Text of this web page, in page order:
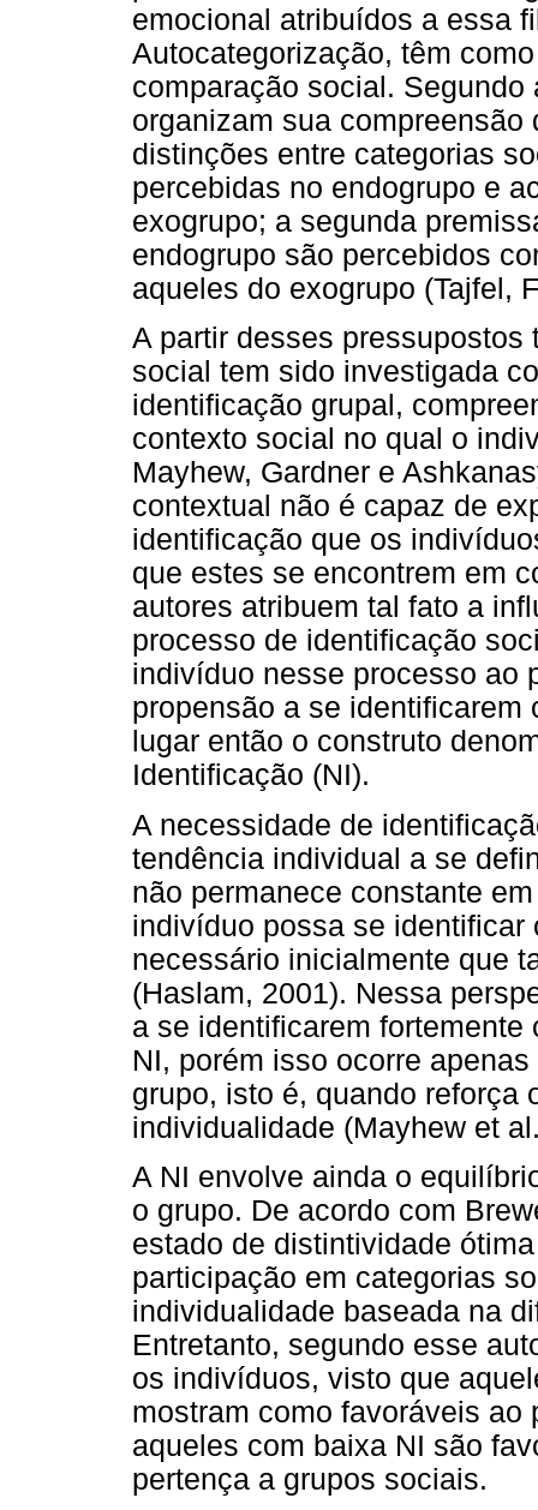
emocional atribuídos a essa
Autocategorização, têm
comparação social.
organizam sua
distinções entre categorias
percebidas no endogrupo e
exogrupo; a segunda
endogrupo são percebidos
aqueles do exogrupo (Tajfel,
A partir desses
social tem sido investigada
identificação grupal,
contexto social no qual o
Mayhew, Gardner e
contextual não é capaz de
identificação que os
que estes se encontrem em
autores atribuem tal fato a
processo de identificação
indivíduo nesse processo ao
propensão a se
lugar então o construto
Identificação (NI).
A necessidade de
tendência individual a se
não permanece constante
indivíduo possa se
necessário inicialmente que
(Haslam, 2001). Nessa
a se identificarem
NI, porém isso ocorre
grupo, isto é, quando reforça
individualidade (Mayhew et
A NI envolve ainda o
o grupo. De acordo com
estado de distintividade
participação em categorias
individualidade baseada na
Entretanto, segundo esse
os indivíduos, visto que
mostram como favoráveis ao
aqueles com baixa NI são
pertença a grupos sociais.